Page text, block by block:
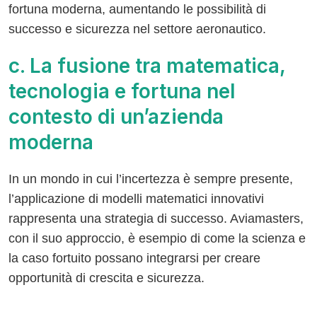
fortuna moderna, aumentando le possibilità di
successo e sicurezza nel settore aeronautico.
c. La fusione tra matematica,
tecnologia e fortuna nel
contesto di un’azienda
moderna
In un mondo in cui l’incertezza è sempre presente,
l’applicazione di modelli matematici innovativi
rappresenta una strategia di successo. Aviamasters,
con il suo approccio, è esempio di come la scienza e
la caso fortuito possano integrarsi per creare
opportunità di crescita e sicurezza.